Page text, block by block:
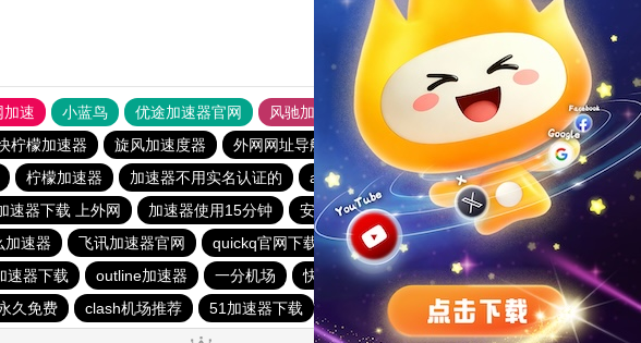
加速 小蓝鸟 优途加速器官网 风驰加速器
旋风加速器
柠檬加速器 旋风加速度器 外网网址导航 软件中心 雷霆加速
狂飙加速器
柠檬加速器 加速器不用实名认证的 aurora加速器
快鸭免费加速器永久免费
速器下载 上外网 加速器使用15分钟 安易加速器永久免费版
油管加速器
加速器 飞讯加速器官网 quickq官网下载
快鸭加速器下载官网苹果
速器下载 outline加速器 一分机场 快鸭加速器 云梯加速
快鸭
久免费 clash机场推荐 51加速器下载